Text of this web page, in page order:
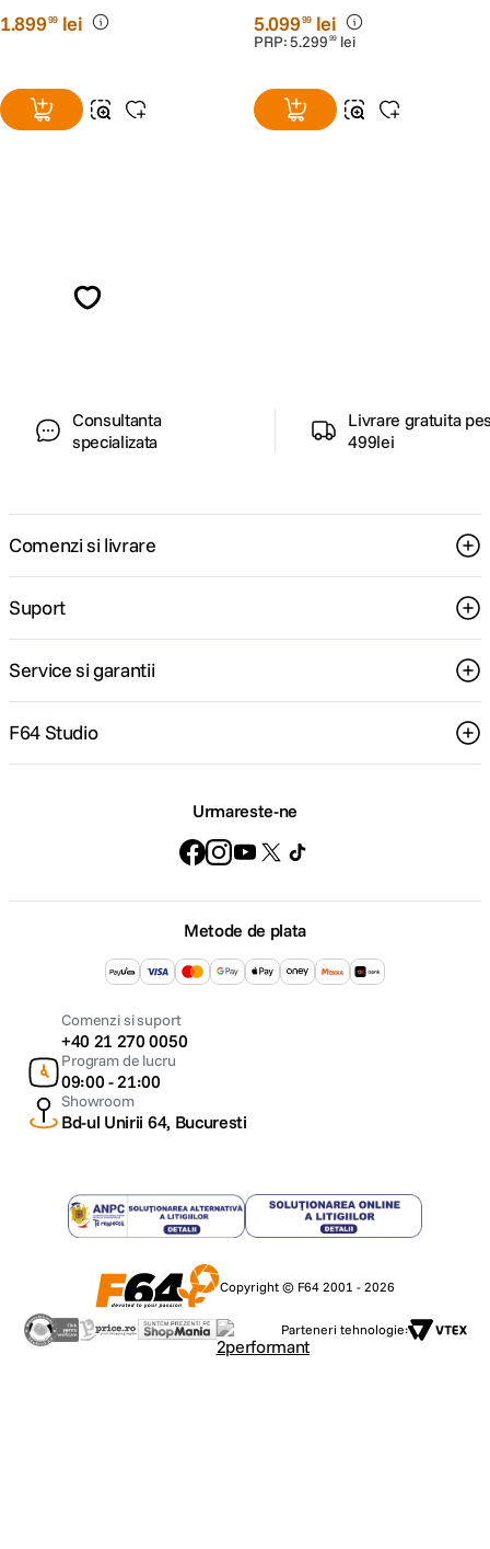
1.89999 lei 5.09999 lei
PRP:5.299 99 lei
Consultanta
specializata
Livrare gratuita
499lei
Comenzi si livrare
Suport
Service si garantii
F64 Studio
Urmareste-ne
Metode de plata
Comenzi si suport
+40 21 270 0050
Program de lucru
09:00 - 21:00
Showroom
Bd-ul Unirii 64, Bucuresti
Copyright © F64 2001 - 2026
Parteneri tehnologie: